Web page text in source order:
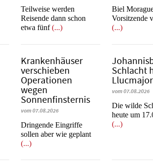
Teilweise werden
Reisende dann schon
etwa fünf(...)
​​​​​​​Biel
Vorsitzende
(...)
Krankenhäuser
verschieben
Operationen
wegen
Sonnenfinsternis
vom 07.08.2026
Dringende Eingriffe
sollen aber wie geplant
(...)
Schlacht
Llucmajor
vom 07.08.2026
Die wilde
heute um
(...)